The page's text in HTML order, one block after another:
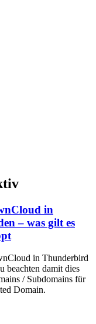
in
– was gilt es
in Thunderbird
beachten damit dies
/ Subdomains für
Domain.